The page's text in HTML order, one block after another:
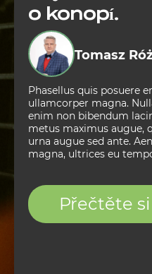
o konopí.
Tomasz
Phasellus quis posuere
ullamcorper magna.
enim non bibendum
metus maximus augue,
urna augue sed ante.
magna, ultrices eu
Přečtěte